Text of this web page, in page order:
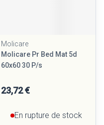
Molicare
Molicare Pr Bed Mat 5d
60x60 30 P/s
23,72 €
En rupture de stock